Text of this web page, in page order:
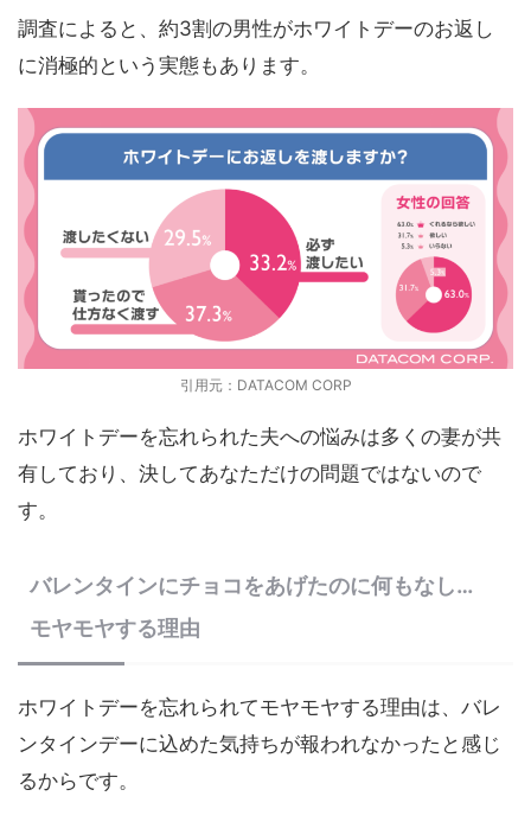
調査によると、約3割の男性がホワイトデーのお返し
に消極的という実態もあります。
引用元：DATACOM CORP
ホワイトデーを忘れられた夫への悩みは多くの妻が共
有しており、決してあなただけの問題ではないので
す。
バレンタインにチョコをあげたのに何もなし…
モヤモヤする理由
ホワイトデーを忘れられてモヤモヤする理由は、バレ
ンタインデーに込めた気持ちが報われなかったと感じ
るからです。